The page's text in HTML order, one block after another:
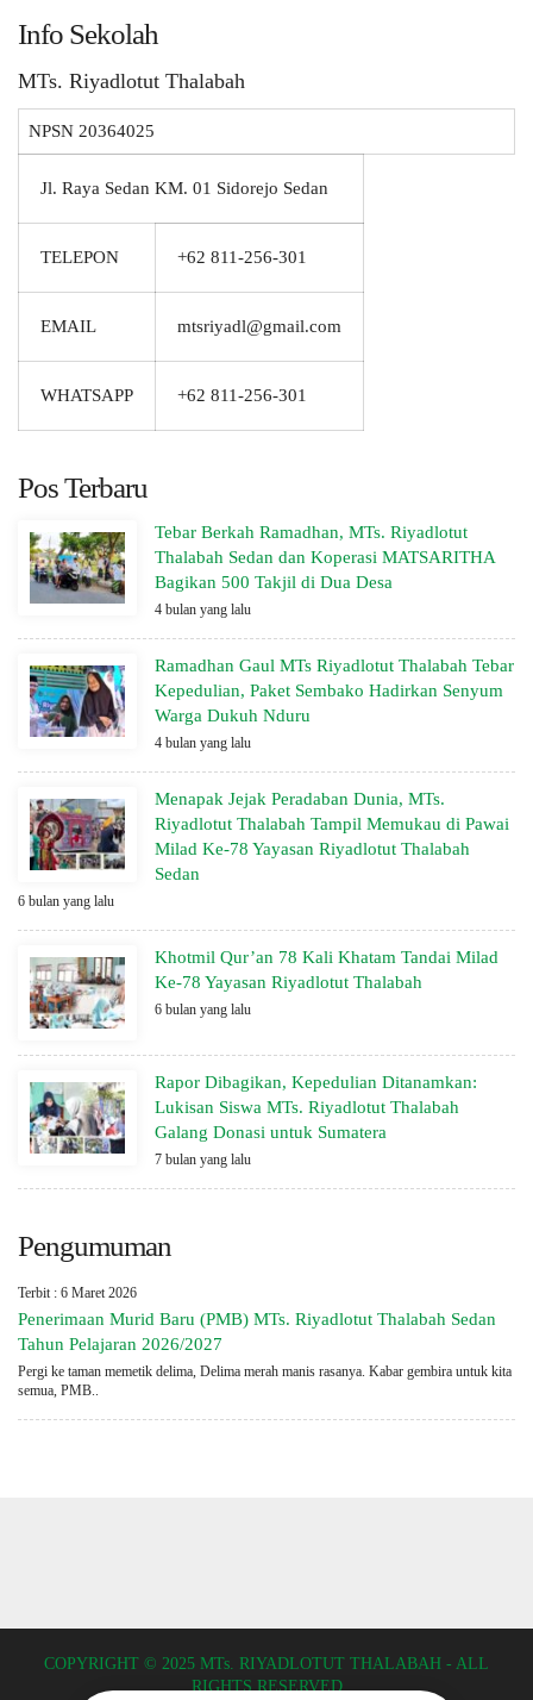
Info Sekolah
MTs. Riyadlotut Thalabah
NPSN 20364025
Jl. Raya Sedan KM. 01 Sidorejo Sedan
TELEPON +62 811-256-301
EMAIL mtsriyadl@gmail.com
WHATSAPP +62 811-256-301
Pos Terbaru
Tebar Berkah Ramadhan, MTs. Riyadlotut
Thalabah Sedan dan Koperasi MATSARITHA
Bagikan 500 Takjil di Dua Desa
4 bulan yang lalu
Ramadhan Gaul MTs Riyadlotut Thalabah Tebar
Kepedulian, Paket Sembako Hadirkan Senyum
Warga Dukuh Nduru
4 bulan yang lalu
Menapak Jejak Peradaban Dunia, MTs.
Riyadlotut Thalabah Tampil Memukau di Pawai
Milad Ke-78 Yayasan Riyadlotut Thalabah
Sedan
6 bulan yang lalu
Khotmil Qur’an 78 Kali Khatam Tandai Milad
Ke-78 Yayasan Riyadlotut Thalabah
6 bulan yang lalu
Rapor Dibagikan, Kepedulian Ditanamkan:
Lukisan Siswa MTs. Riyadlotut Thalabah
Galang Donasi untuk Sumatera
7 bulan yang lalu
Pengumuman
Terbit : 6 Maret 2026
Penerimaan Murid Baru (PMB) MTs. Riyadlotut Thalabah Sedan
Tahun Pelajaran 2026/2027
Pergi ke taman memetik delima, Delima merah manis rasanya. Kabar gembira untuk kita
semua, PMB..
COPYRIGHT © 2025 MTs. RIYADLOTUT THALABAH - ALL
RIGHTS RESERVED